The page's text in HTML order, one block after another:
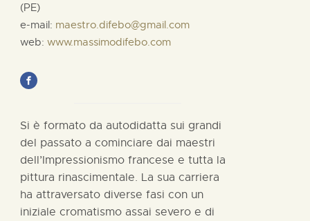
(PE)
e-mail: maestro.difebo@gmail.com
web: www.massimodifebo.com
Si è formato da autodidatta sui grandi
del passato a cominciare dai maestri
dell’Impressionismo francese e tutta la
pittura rinascimentale. La sua carriera
ha attraversato diverse fasi con un
iniziale cromatismo assai severo e di